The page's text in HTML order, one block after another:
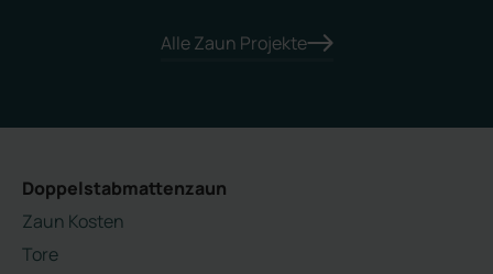
Alle Zaun Projekte
Doppelstabmattenzaun
Zaun Kosten
Tore